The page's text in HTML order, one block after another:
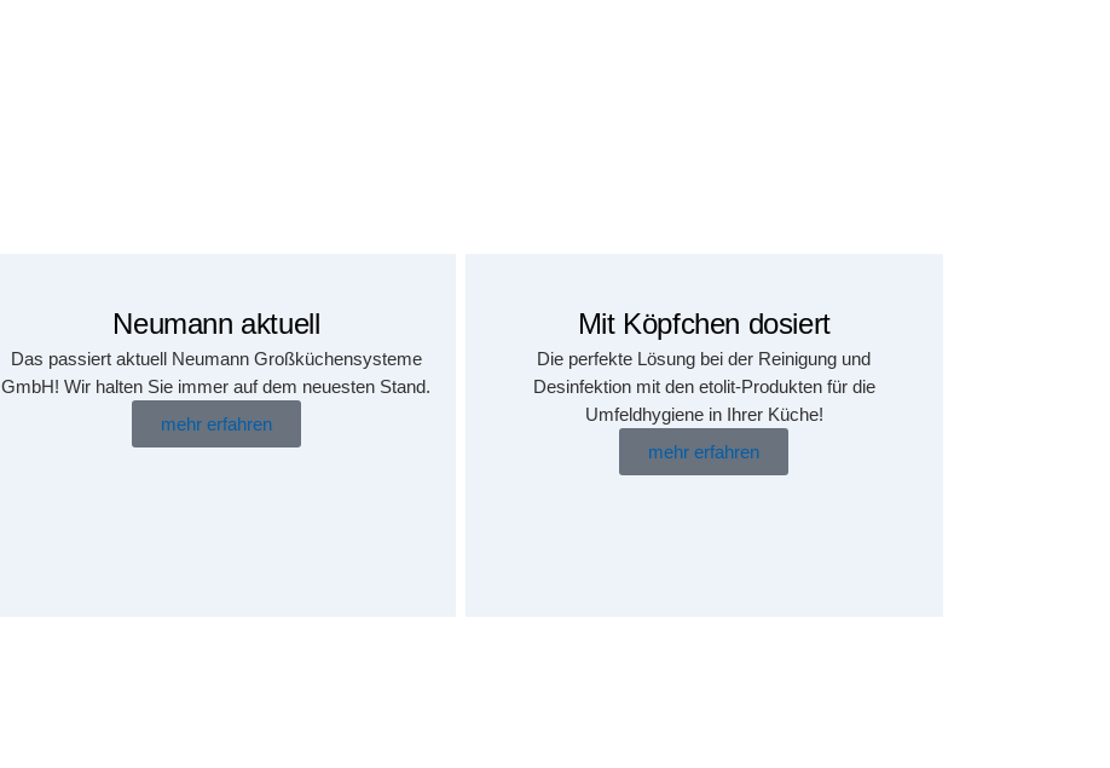
Neumann aktuell
Das passiert aktuell Neumann Großküchensysteme
GmbH! Wir halten Sie immer auf dem neuesten Stand.
mehr erfahren
Mit Köpfchen dosiert
Die perfekte Lösung bei der Reinigung und
Desinfektion mit den etolit-Produkten für die
Umfeldhygiene in Ihrer Küche!
mehr erfahren